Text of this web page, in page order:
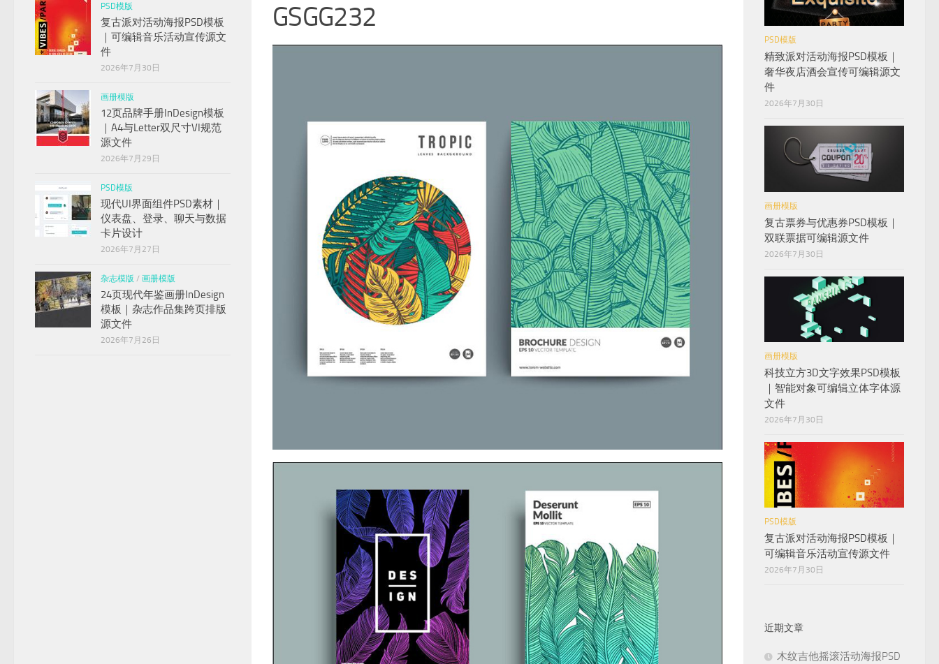
GSGG232
PSD模版
复古派对活动海报PSD模板
｜可编辑音乐活动宣传源文
件
2026年7月30日
画册模版
12页品牌手册InDesign模板
｜A4与Letter双尺寸VI规范
源文件
2026年7月29日
PSD模版
现代UI界面组件PSD素材｜
仪表盘、登录、聊天与数据
卡片设计
2026年7月27日
杂志模版 / 画册模版
24页现代年鉴画册InDesign
模板｜杂志作品集跨页排版
源文件
2026年7月26日
PSD模版
精致派对活动海报PSD模板｜
奢华夜店酒会宣传可编辑源文
件
2026年7月30日
画册模版
复古票券与优惠券PSD模板｜
双联票据可编辑源文件
2026年7月30日
画册模版
科技立方3D文字效果PSD模板
｜智能对象可编辑立体字体源
文件
2026年7月30日
PSD模版
复古派对活动海报PSD模板｜
可编辑音乐活动宣传源文件
2026年7月30日
近期文章
木纹吉他摇滚活动海报PSD